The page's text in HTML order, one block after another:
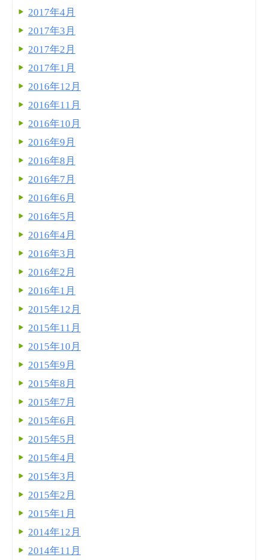
2017年4月
2017年3月
2017年2月
2017年1月
2016年12月
2016年11月
2016年10月
2016年9月
2016年8月
2016年7月
2016年6月
2016年5月
2016年4月
2016年3月
2016年2月
2016年1月
2015年12月
2015年11月
2015年10月
2015年9月
2015年8月
2015年7月
2015年6月
2015年5月
2015年4月
2015年3月
2015年2月
2015年1月
2014年12月
2014年11月